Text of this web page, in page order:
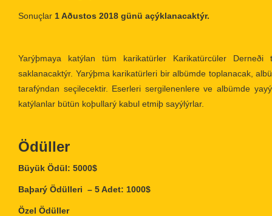
Sonuçlar 1 Aðustos 2018 günü açýklanacaktýr.
Yarýþmaya katýlan tüm karikatürler Karikatürcüler
saklanacaktýr. Yarýþma karikatürleri bir albümde toplanacak,
tarafýndan seçilecektir. Eserleri sergilenenlere ve albümde
katýlanlar bütün koþullarý kabul etmiþ sayýlýrlar.
Ödüller
Büyük Ödül: 5000$
Baþarý Ödülleri – 5 Adet: 1000$
Özel Ödüller